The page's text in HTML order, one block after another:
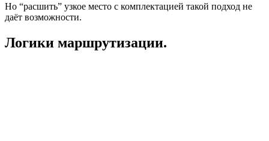
Но “расшить” узкое место с комплектацией такой подход не
даёт возможности.
Логики маршрутизации.